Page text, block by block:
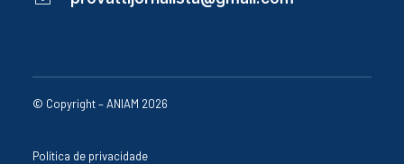
© Copyright – ANIAM 2026
Política de privacidade